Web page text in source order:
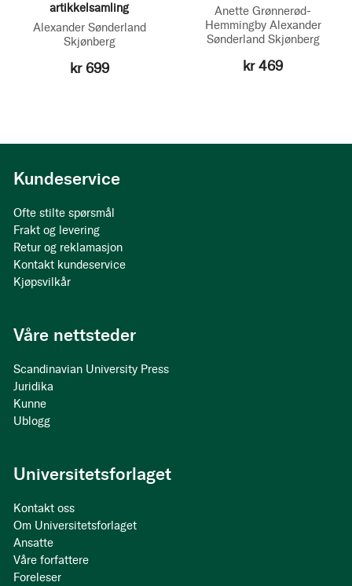
artikkelsamling
Alexander Sønderland
Skjønberg
kr 699
Anette Grønnerød-
Hemmingby Alexander
Sønderland Skjønberg
kr 469
Kundeservice
Ofte stilte spørsmål
Frakt og levering
Retur og reklamasjon
Kontakt kundeservice
Kjøpsvilkår
Våre nettsteder
Scandinavian University Press
Juridika
Kunne
Ublogg
Universitetsforlaget
Kontakt oss
Om Universitetsforlaget
Ansatte
Våre forfattere
Foreleser